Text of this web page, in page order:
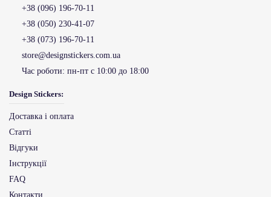
+38 (096) 196-70-11
+38 (050) 230-41-07
+38 (073) 196-70-11
store@designstickers.com.ua
Час роботи: пн-пт с 10:00 до 18:00
Design Stickers:
Доставка і оплата
Статті
Відгуки
Інструкції
FAQ
Контакти